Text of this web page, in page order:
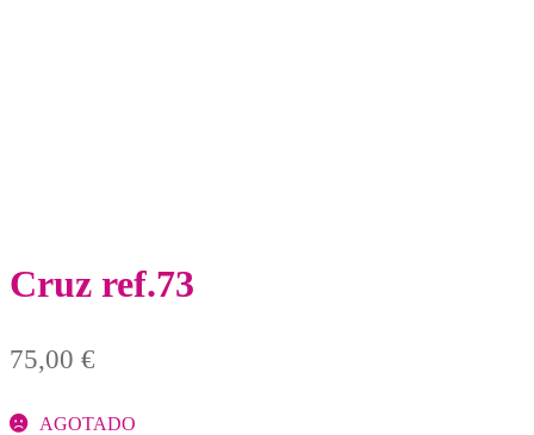
Cruz ref.73
75,00 €
AGOTADO